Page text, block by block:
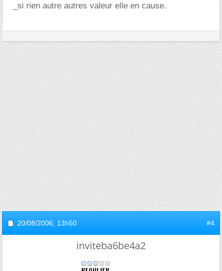
_si rien autre autres valeur elle en cause.
20/08/2006, 13h50 #4
inviteba6be4a2